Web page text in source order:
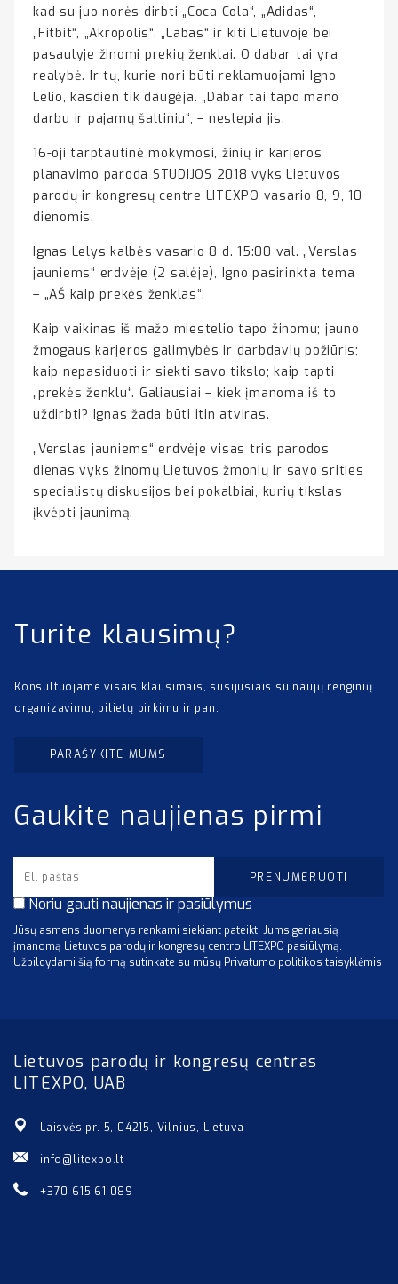
kad su juo norės dirbti „Coca Cola“, „Adidas“,
„Fitbit“, „Akropolis“, „Labas“ ir kiti Lietuvoje bei
pasaulyje žinomi prekių ženklai. O dabar tai yra
realybė. Ir tų, kurie nori būti reklamuojami Igno
Lelio, kasdien tik daugėja. „Dabar tai tapo mano
darbu ir pajamų šaltiniu“, – neslepia jis.
16-oji tarptautinė mokymosi, žinių ir karjeros
planavimo paroda STUDIJOS 2018 vyks Lietuvos
parodų ir kongresų centre LITEXPO vasario 8, 9, 10
dienomis.
Ignas Lelys kalbės vasario 8 d. 15:00 val. „Verslas
jauniems“ erdvėje (2 salėje), Igno pasirinkta tema
– „AŠ kaip prekės ženklas“.
Kaip vaikinas iš mažo miestelio tapo žinomu; jauno
žmogaus karjeros galimybės ir darbdavių požiūris;
kaip nepasiduoti ir siekti savo tikslo; kaip tapti
„prekės ženklu“. Galiausiai – kiek įmanoma iš to
uždirbti? Ignas žada būti itin atviras.
„Verslas jauniems“ erdvėje visas tris parodos
dienas vyks žinomų Lietuvos žmonių ir savo srities
specialistų diskusijos bei pokalbiai, kurių tikslas
įkvėpti jaunimą.
Turite klausimų?
Konsultuojame visais klausimais, susijusiais su naujų renginių
organizavimu, bilietų pirkimu ir pan.
PARAŠYKITE MUMS
Gaukite naujienas pirmi
Noriu gauti naujienas ir pasiūlymus
Jūsų asmens duomenys renkami siekiant pateikti Jums geriausią
įmanomą Lietuvos parodų ir kongresų centro LITEXPO pasiūlymą.
Užpildydami šią formą sutinkate su mūsų Privatumo politikos taisyklėmis
Lietuvos parodų ir kongresų centras
LITEXPO, UAB
Laisvės pr. 5, 04215, Vilnius, Lietuva
info@litexpo.lt
+370 615 61 089